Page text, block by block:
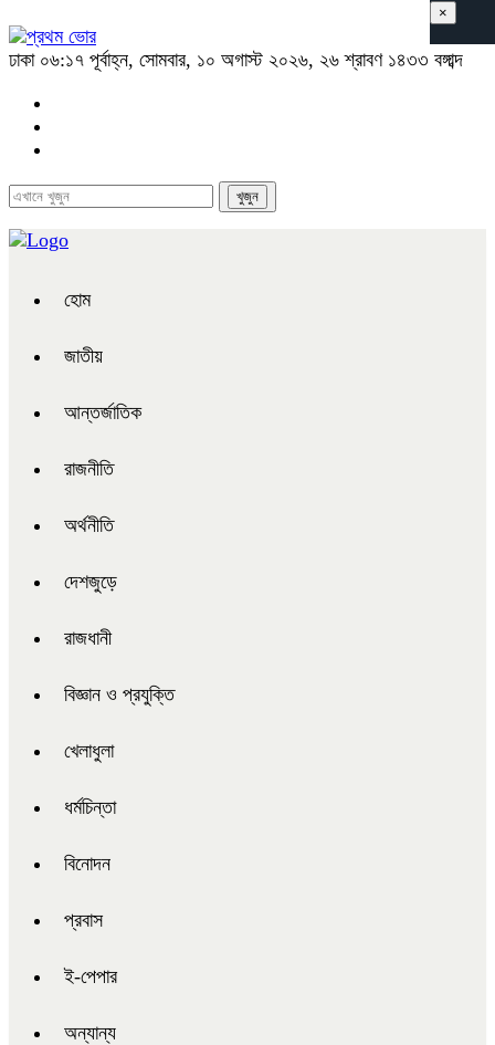
ঢাকা ০৬:১৭ পূর্বাহ্ন, সোমবার, ১০ অগাস্ট ২০২৬, ২৬ শ্রাবণ ১৪৩৩ বঙ্গাব্দ
হোম
জাতীয়
আন্তর্জাতিক
রাজনীতি
অর্থনীতি
দেশজুড়ে
রাজধানী
বিজ্ঞান ও প্রযুক্তি
খেলাধুলা
ধর্মচিন্তা
বিনোদন
প্রবাস
ই-পেপার
অন্যান্য
×